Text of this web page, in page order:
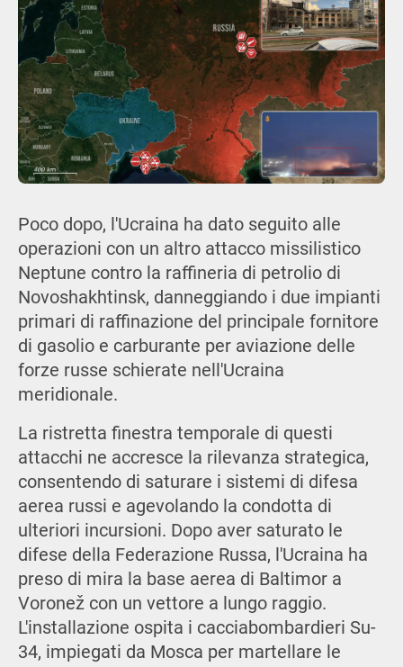
Poco dopo, l'Ucraina ha dato seguito alle
operazioni con un altro attacco missilistico
Neptune contro la raffineria di petrolio di
Novoshakhtinsk, danneggiando i due impianti
primari di raffinazione del principale fornitore
di gasolio e carburante per aviazione delle
forze russe schierate nell'Ucraina
meridionale.
La ristretta finestra temporale di questi
attacchi ne accresce la rilevanza strategica,
consentendo di saturare i sistemi di difesa
aerea russi e agevolando la condotta di
ulteriori incursioni. Dopo aver saturato le
difese della Federazione Russa, l'Ucraina ha
preso di mira la base aerea di Baltimor a
Voronež con un vettore a lungo raggio.
L'installazione ospita i cacciabombardieri Su-
34, impiegati da Mosca per martellare le